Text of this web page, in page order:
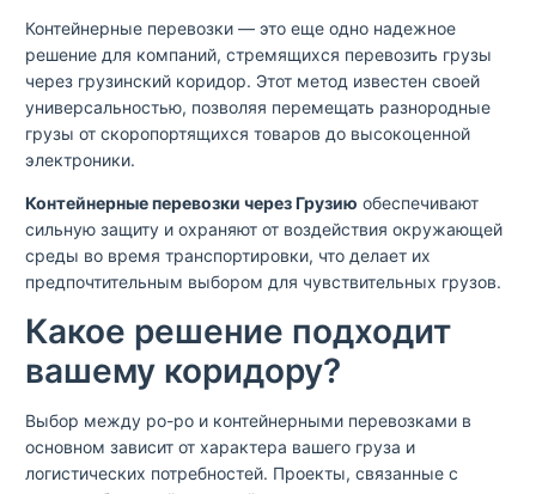
Контейнерные перевозки — это еще одно надежное
решение для компаний, стремящихся перевозить грузы
через грузинский коридор. Этот метод известен своей
универсальностью, позволяя перемещать разнородные
грузы от скоропортящихся товаров до высокоценной
электроники.
Контейнерные перевозки через Грузию обеспечивают
сильную защиту и охраняют от воздействия окружающей
среды во время транспортировки, что делает их
предпочтительным выбором для чувствительных грузов.
Какое решение подходит
вашему коридору?
Выбор между ро-ро и контейнерными перевозками в
основном зависит от характера вашего груза и
логистических потребностей. Проекты, связанные с